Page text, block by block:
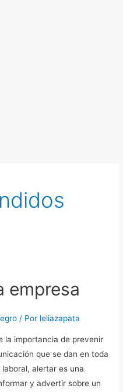
empresa
/ Por leliazapata
la importancia de prevenir
que se dan en toda
alertar es una
y advertir sobre un